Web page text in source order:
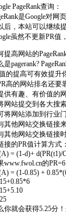
PageRank查询：
是Google对
后，本站可以继续
虽然不更新PR
提高网站的
是pagerank?
的提高可有效提升
高的网站排名还要
供有趣、有价值的
网站提交到各大搜
将网站添加到行业
其他网站交换链接
其他网站交换链接
接的PR值计算方式：
= (1-d)+ d(PR(t1)/
www.fwol.cn的
= (1-0.85) +
你就会获得5.25分